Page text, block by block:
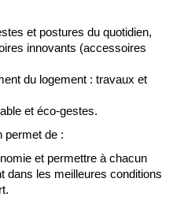
et postures du quotidien,
innovants (accessoires
du logement : travaux et
et éco-gestes.
permet de :
et permettre à chacun
dans les meilleures conditions